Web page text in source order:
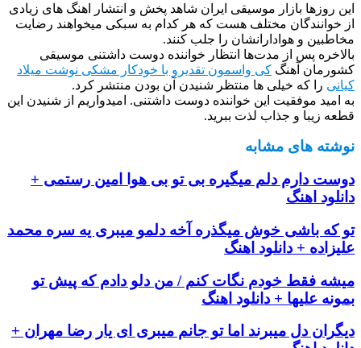
این روزها بازار موسیقی ایران شاهد پخش و انتشار اهنگ های زیادی
از خوانندگان مختلف هست که هر کدام به سبکی میخواهند رضایت
مخاطبین و هوادارانشان را جلب کنند.
بالاخره پس از مدت‌ها انتظار خواننده دوست داشتنی موسیقی
کشورمان آهنگ کی واسمون تقدیرو با خودکار مشکی نوشت میلاد
کیانی را که خیلی ها منتظر شنیدن آن بودن منتشر کرد.
به امید موفقیت این خواننده دوست داشتنی. امیدواریم از شنیدن این
قطعه زیبا و جذاب لذت ببرید.
نوشته های مشابه
دوست دارم دلم میگیره بی تو بی هوا امین رستمی +
دانلود اهنگ
تو که باشی خوش میگذره آخه دلمو میبری یه سره محمد
علیزاده + دانلود اهنگ
میشه فقط خودم نگات کنم / من دلو دادم که پیش تو
بمونه علیها + دانلود اهنگ
دیگران دل میبرند اما تو جانم میبری ای یار رضا مهران +